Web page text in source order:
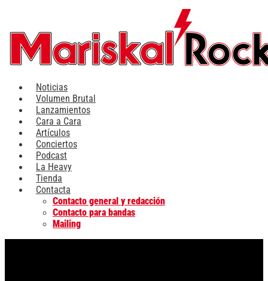
contenido
Noticias
Volumen Brutal
Lanzamientos
Cara a Cara
Artículos
Conciertos
Podcast
La Heavy
Tienda
Contacta
Contacto general y redacción
Contacto para bandas
Mailing